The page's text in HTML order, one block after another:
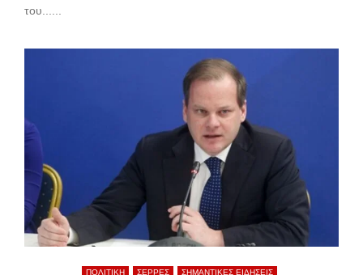
του......
ΠΟΛΙΤΙΚΗ ΣΕΡΡΕΣ ΣΗΜΑΝΤΙΚΕΣ ΕΙΔΗΣΕΙΣ